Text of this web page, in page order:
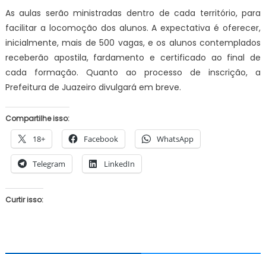
As aulas serão ministradas dentro de cada território, para
facilitar a locomoção dos alunos. A expectativa é oferecer,
inicialmente, mais de 500 vagas, e os alunos contemplados
receberão apostila, fardamento e certificado ao final de
cada formação. Quanto ao processo de inscrição, a
Prefeitura de Juazeiro divulgará em breve.
Compartilhe isso:
18+ Facebook WhatsApp
Telegram LinkedIn
Curtir isso: